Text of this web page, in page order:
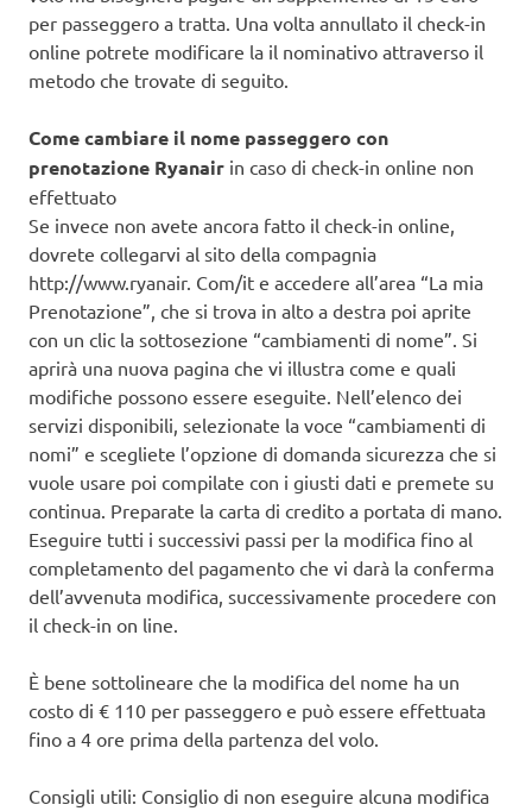
per passeggero a tratta. Una volta annullato il check-in
online potrete modificare la il nominativo attraverso il
metodo che trovate di seguito.
Come cambiare il nome passeggero con
prenotazione Ryanair in caso di check-in online non
effettuato
Se invece non avete ancora fatto il check-in online,
dovrete collegarvi al sito della compagnia
http://www.ryanair. Com/it e accedere all’area “La mia
Prenotazione”, che si trova in alto a destra poi aprite
con un clic la sottosezione “cambiamenti di nome”. Si
aprirà una nuova pagina che vi illustra come e quali
modifiche possono essere eseguite. Nell’elenco dei
servizi disponibili, selezionate la voce “cambiamenti di
nomi” e scegliete l’opzione di domanda sicurezza che si
vuole usare poi compilate con i giusti dati e premete su
continua. Preparate la carta di credito a portata di mano.
Eseguire tutti i successivi passi per la modifica fino al
completamento del pagamento che vi darà la conferma
dell’avvenuta modifica, successivamente procedere con
il check-in on line.
È bene sottolineare che la modifica del nome ha un
costo di € 110 per passeggero e può essere effettuata
fino a 4 ore prima della partenza del volo.
Consigli utili: Consiglio di non eseguire alcuna modifica